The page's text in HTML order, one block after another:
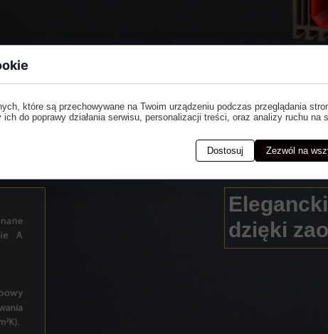
dzięki
które są przechowywane na Twoim urządzeniu podczas przeglądania
do poprawy działania serwisu, personalizacji treści, oraz analizy ruchu na
Dostosuj Zezwól na